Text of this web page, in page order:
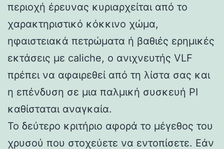
περιοχή έρευνας κυριαρχείται από το
χαρακτηριστικό κόκκινο χώμα,
ηφαιστειακά πετρώματα ή βαθιές ερημικές
εκτάσεις με caliche, ο ανιχνευτής VLF
πρέπει να αφαιρεθεί από τη λίστα σας και
η επένδυση σε μια παλμική συσκευή PI
καθίσταται αναγκαία.
Το δεύτερο κριτήριο αφορά το μέγεθος του
χρυσού που στοχεύετε να εντοπίσετε. Εάν